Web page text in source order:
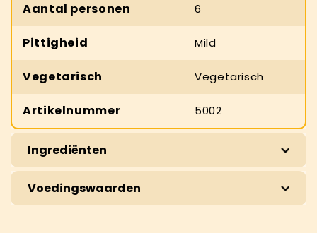
Aantal personen 6
Pittigheid Mild
Vegetarisch Vegetarisch
Artikelnummer 5002
Ingrediënten
Voedingswaarden